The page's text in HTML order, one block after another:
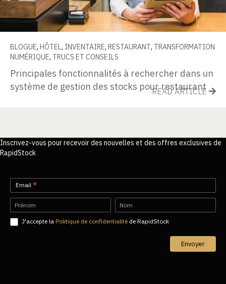
BLOGUE, HÔTEL, INVENTAIRE, RESTAURANT, TRANSFORMATION
NUMÉRIQUE, TRUCS ET CONSEILS
Principales fonctionnalités à rechercher dans un
système de gestion des stocks pour restaurant
READ ARTICLE
Inscrivez-vous pour recevoir des nouvelles et des offres exclusives de
RapidStock
Newsletter-
FR
Email *
Name Name
J'accepte la Politique de confidentialité de RapidStock
Envoyer